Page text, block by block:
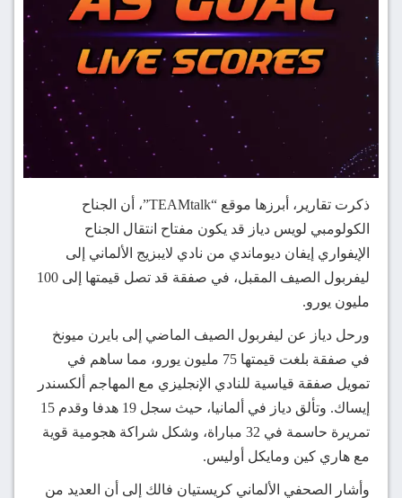
ذكرت تقارير، أبرزها موقع “TEAMtalk”، أن الجناح
الكولومبي لويس دياز قد يكون مفتاح انتقال الجناح
الإيفواري إيفان ديوماندي من نادي لايبزيج الألماني إلى
ليفربول الصيف المقبل، في صفقة قد تصل قيمتها إلى 100
مليون يورو.
ورحل دياز عن ليفربول الصيف الماضي إلى بايرن ميونخ
في صفقة بلغت قيمتها 75 مليون يورو، مما ساهم في
تمويل صفقة قياسية للنادي الإنجليزي مع المهاجم ألكسندر
إيساك. وتألق دياز في ألمانيا، حيث سجل 19 هدفا وقدم 15
تمريرة حاسمة في 32 مباراة، وشكل شراكة هجومية قوية
مع هاري كين ومايكل أوليس.
وأشار الصحفي الألماني كريستيان فالك إلى أن العديد من